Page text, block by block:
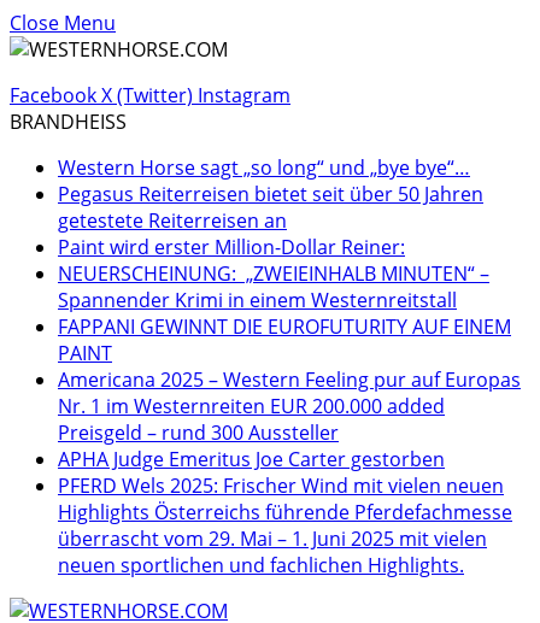
Close Menu
FacebookX (Twitter) Instagram
BRANDHEISS
Western Horse sagt „so long“ und „bye bye“…
Pegasus Reiterreisen bietet seit über 50 Jahren
getestete Reiterreisen an
Paint wird erster Million-Dollar Reiner:
NEUERSCHEINUNG: „ZWEIEINHALB MINUTEN“ –
Spannender Krimi in einem Westernreitstall
FAPPANI GEWINNT DIE EUROFUTURITY AUF EINEM
PAINT
Americana 2025 – Western Feeling pur auf Europas
Nr. 1 im Westernreiten EUR 200.000 added
Preisgeld – rund 300 Aussteller
APHA Judge Emeritus Joe Carter gestorben
PFERD Wels 2025: Frischer Wind mit vielen neuen
Highlights Österreichs führende Pferdefachmesse
überrascht vom 29. Mai – 1. Juni 2025 mit vielen
neuen sportlichen und fachlichen Highlights.